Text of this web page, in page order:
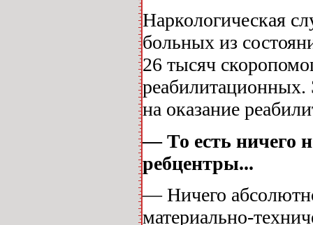
Наркологическая
больных из
26 тысяч
на оказание
— То есть ничего
ребцентры...
— Ничего
материально-